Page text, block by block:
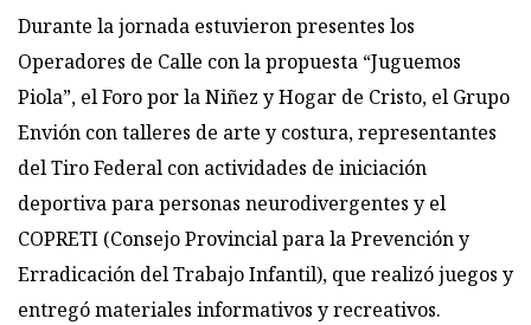
Durante la jornada estuvieron presentes los
Operadores de Calle con la propuesta “Juguemos
Piola”, el Foro por la Niñez y Hogar de Cristo, el Grupo
Envión con talleres de arte y costura, representantes
del Tiro Federal con actividades de iniciación
deportiva para personas neurodivergentes y el
COPRETI (Consejo Provincial para la Prevención y
Erradicación del Trabajo Infantil), que realizó juegos y
entregó materiales informativos y recreativos.